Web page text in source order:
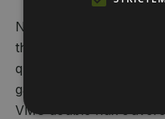
Notez qu’une
thermiques. Cela
que les gaines souples
gaines requièrent donc
VMC double flux